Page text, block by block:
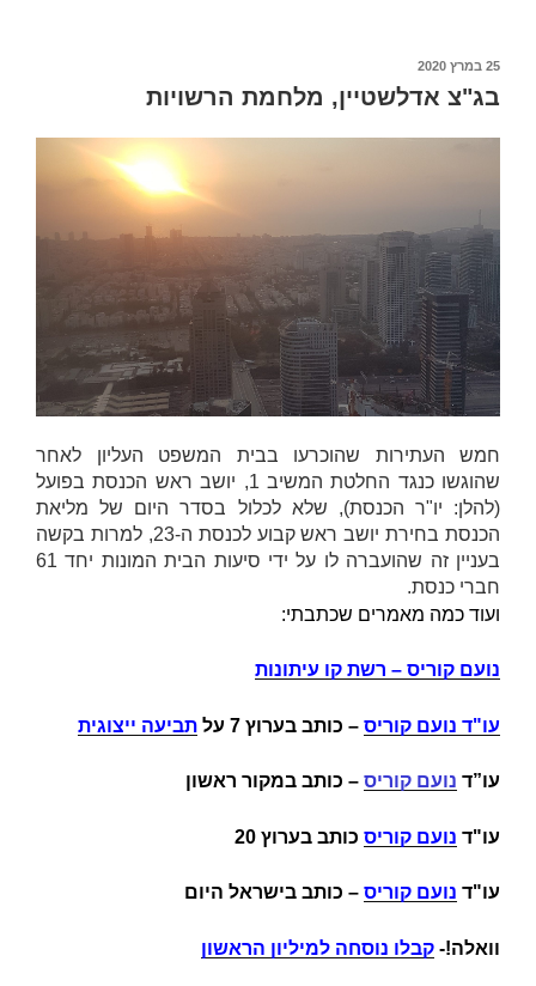
פורסם
25 במרץ 2020
בג"צ אדלשטיין, מלחמת הרשויות
חמש העתירות שהוכרעו בבית המשפט העליון לאחר
שהוגשו כנגד החלטת המשיב 1, יושב ראש הכנסת בפועל
(להלן: יו"ר הכנסת), שלא לכלול בסדר היום של מליאת
הכנסת בחירת יושב ראש קבוע לכנסת ה-23, למרות בקשה
בעניין זה שהועברה לו על ידי סיעות הבית המונות יחד 61
חברי כנסת.
ועוד כמה מאמרים שכתבתי:
נועם קוריס – רשת קו עיתונות
עו"ד נועם קוריס – כותב בערוץ 7 על תביעה ייצוגית
עו”ד נועם קוריס – כותב במקור ראשון
עו"ד נועם קוריס כותב בערוץ 20
עו"ד נועם קוריס – כותב בישראל היום
וואלה!- קבלו נוסחה למיליון הראשון